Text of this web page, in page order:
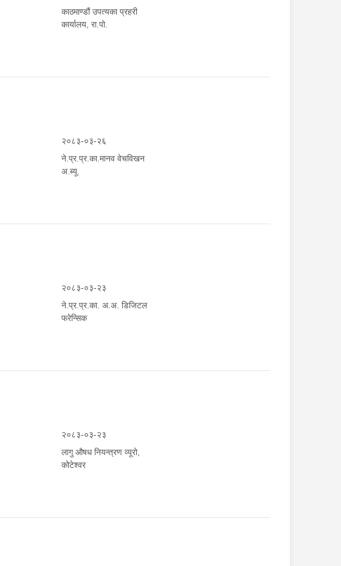
काठमाण्डौं उपत्यका प्रहरी
कार्यालय, रा.पो.
२०८३-०३-२६
ने.प्र.प्र.का.मानव वेचविखन
अ.ब्यू.
२०८३-०३-२३
ने.प्र.प्र.का. अ.अ. डिजिटल
फरेन्सिक
२०८३-०३-२३
लागु औषध नियन्त्रण व्यूरो,
कोटेश्वर